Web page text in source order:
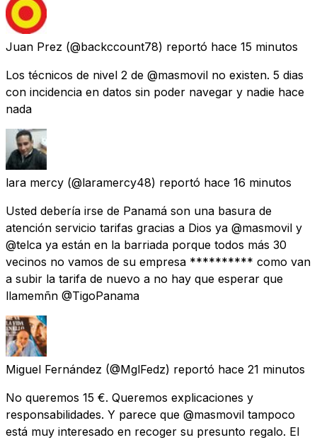
Juan Prez (@backccount78) reportó hace 15 minutos
Los técnicos de nivel 2 de @masmovil no existen. 5 dias
con incidencia en datos sin poder navegar y nadie hace
nada
lara mercy (@laramercy48) reportó hace 16 minutos
Usted debería irse de Panamá son una basura de
atención servicio tarifas gracias a Dios ya @masmovil y
@telca ya están en la barriada porque todos más 30
vecinos no vamos de su empresa ********** como van
a subir la tarifa de nuevo a no hay que esperar que
llamemñn @TigoPanama
Miguel Fernández (@MglFedz) reportó hace 21 minutos
No queremos 15 €. Queremos explicaciones y
responsabilidades. Y parece que @masmovil tampoco
está muy interesado en recoger su presunto regalo. El